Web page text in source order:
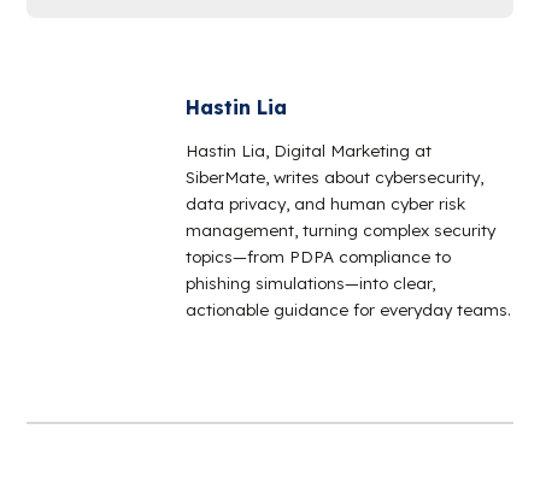
Hastin Lia
Hastin Lia, Digital Marketing at
SiberMate, writes about cybersecurity,
data privacy, and human cyber risk
management, turning complex security
topics—from PDPA compliance to
phishing simulations—into clear,
actionable guidance for everyday teams.